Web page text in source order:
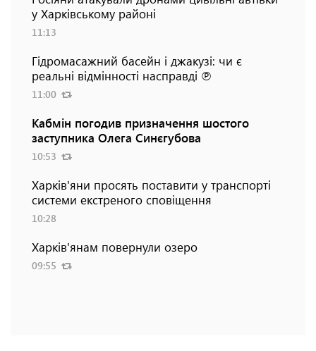
у Харківському районі
11:13
Гідромасажний басейн і джакузі: чи є
реальні відмінності насправді ℗
11:00
Кабмін погодив призначення шостого
заступника Олега Синєгубова
10:53
Харків'яни просять поставити у транспорті
системи екстреного сповіщення
10:28
Харків'янам повернули озеро
09:55